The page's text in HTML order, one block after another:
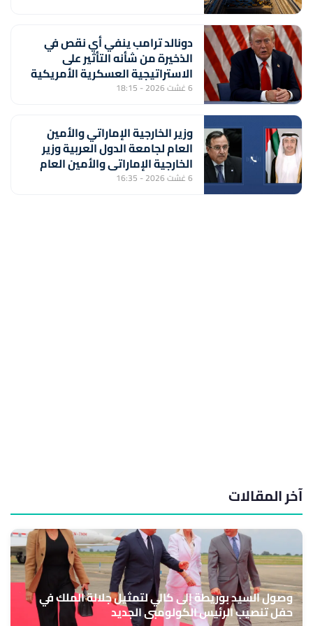
دونالد ترامب ينفي أي نقص في
الذخيرة من شأنه التأثير على
الاستراتيجية العسكرية الأمريكية
6 غشت 2026 - 18:15
وزير الخارجية الإماراتي والأمين
العام لجامعة الدول العربية وزير
الخارجية الإماراتي والأمين العام
لجامعة الدول العربية يبحثان
6 غشت 2026 - 16:35
آخر المقالات
وصول السيد بوريطة إلى كالي لتمثيل جلالة الملك في
حفل تنصيب الرئيس الكولومبي الجديد